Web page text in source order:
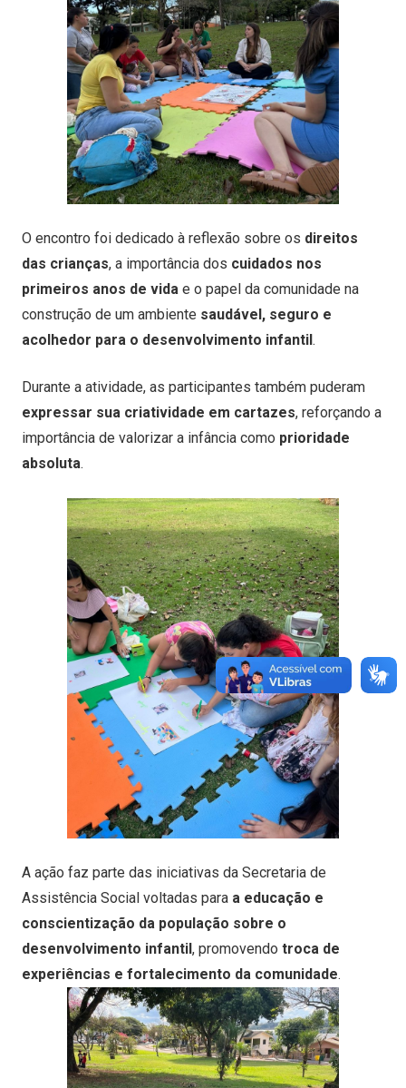
O encontro foi dedicado à reflexão sobre os direitos
das crianças, a importância dos cuidados nos
primeiros anos de vida e o papel da comunidade na
construção de um ambiente saudável, seguro e
acolhedor para o desenvolvimento infantil.
Durante a atividade, as participantes também puderam
expressar sua criatividade em cartazes, reforçando a
importância de valorizar a infância como prioridade
absoluta.
A ação faz parte das iniciativas da Secretaria de
Assistência Social voltadas para a educação e
conscientização da população sobre o
desenvolvimento infantil , promovendo troca de
experiências e fortalecimento da comunidade.